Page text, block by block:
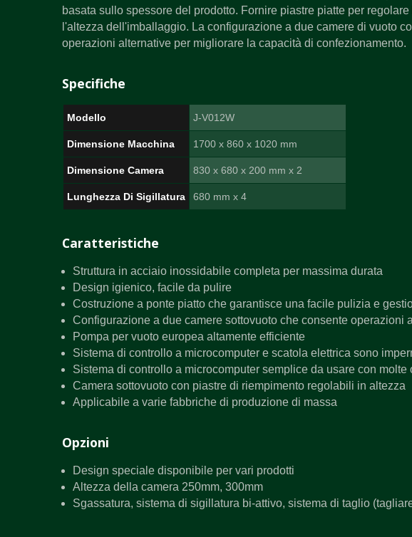
basata sullo spessore del prodotto. Fornire piastre piatte per
l'altezza dell'imballaggio. La configurazione a due camere di vuoto
operazioni alternative per migliorare la capacità di confezionamento.
Specifiche
Modello J-V012W
Dimensione Macchina 1700 x 860 x 1020 mm
Dimensione Camera 830 x 680 x 200 mm x 2
Lunghezza Di Sigillatura 680 mm x 4
Caratteristiche
Struttura in acciaio inossidabile completa per massima durata
Design igienico, facile da pulire
Costruzione a ponte piatto che garantisce una facile pulizia e
Configurazione a due camere sottovuoto che consente operazioni
Pompa per vuoto europea altamente efficiente
Sistema di controllo a microcomputer e scatola elettrica sono
Sistema di controllo a microcomputer semplice da usare con
Camera sottovuoto con piastre di riempimento regolabili in altezza
Applicabile a varie fabbriche di produzione di massa
Opzioni
Design speciale disponibile per vari prodotti
Altezza della camera 250mm, 300mm
Sgassatura, sistema di sigillatura bi-attivo, sistema di taglio